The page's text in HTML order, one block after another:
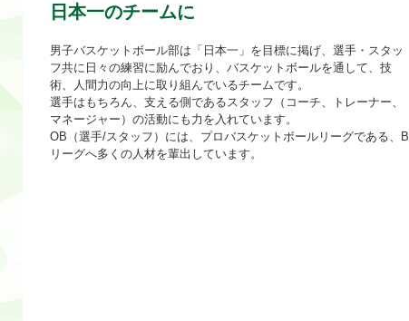
日本一のチームに
男子バスケットボール部は「日本一」を目標に掲げ、選手・スタッ
フ共に日々の練習に励んでおり、バスケットボールを通して、技
術、人間力の向上に取り組んでいるチームです。
選手はもちろん、支える側であるスタッフ（コーチ、トレーナー、
マネージャー）の活動にも力を入れています。
OB（選手/スタッフ）には、プロバスケットボールリーグである、B
リーグへ多くの人材を輩出しています。